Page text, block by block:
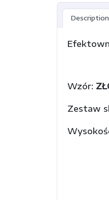
Description
Wzór:
Zestaw